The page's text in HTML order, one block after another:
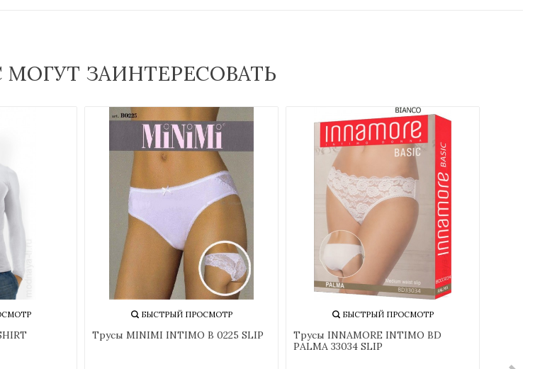
МОГУТ ЗАИНТЕРЕСОВАТЬ
БЫСТРЫЙ ПРОСМОТР
Трусы MINIMI INTIMO B 0225 SLIP
БЫСТРЫЙ ПРОСМОТР
Трусы INNAMORE INTIMO BD
PALMA 33034 SLIP